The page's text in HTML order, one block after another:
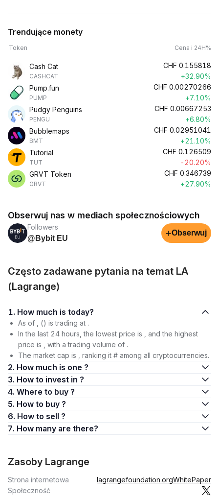
Trendujące monety
Token Cena i 24H%
Cash Cat
CASHCAT
CHF 0.155818
+32.90%
Pump.fun
PUMP
CHF 0.00270266
+7.10%
Pudgy Penguins
PENGU
CHF 0.00667253
+6.80%
Bubblemaps
BMT
CHF 0.02951041
+21.10%
Tutorial
TUT
CHF 0.126509
-20.20%
GRVT Token
GRVT
CHF 0.346739
+27.90%
Obserwuj nas w mediach społecznościowych
Followers
@Bybit EU
+Obserwuj
Często zadawane pytania na temat LA
(Lagrange)
1. How much is today?
As of , () is trading at .
In the last 24 hours, the lowest price is , and the highest
price is , with a trading volume of .
The market cap is , ranking it # among all cryptocurrencies.
2. How much is one ?
3. How to invest in ?
4. Where to buy ?
5. How to buy ?
6. How to sell ?
7. How many are there?
Zasoby Lagrange
Strona internetowa lagrangefoundation.orgWhitePaper
Społeczność